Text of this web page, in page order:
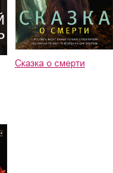
Сказка о смерти